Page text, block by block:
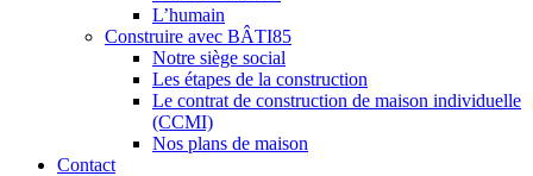
L’humain
Construire avec BÂTI85
Notre siège social
Les étapes de la construction
Le contrat de construction de maison individuelle
(CCMI)
Nos plans de maison
Contact